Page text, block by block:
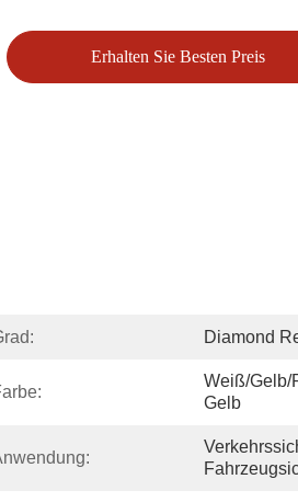
Erhalten Sie Besten Preis
Diamond
Weiß/gelb/
Gelb